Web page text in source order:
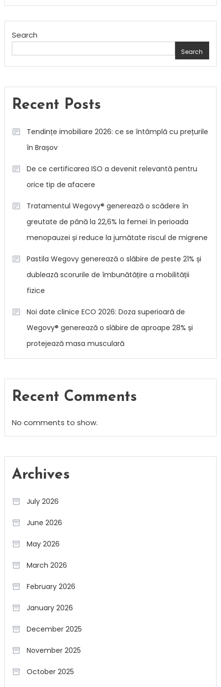
Search
Search
Recent Posts
Tendințe imobiliare 2026: ce se întâmplă cu prețurile
în Brașov
De ce certificarea ISO a devenit relevantă pentru
orice tip de afacere
Tratamentul Wegovy® generează o scădere în
greutate de până la 22,6% la femei în perioada
menopauzei și reduce la jumătate riscul de migrene
Pastila Wegovy generează o slăbire de peste 21% și
dublează scorurile de îmbunătățire a mobilității
fizice
Noi date clinice ECO 2026: Doza superioară de
Wegovy® generează o slăbire de aproape 28% și
protejează masa musculară
Recent Comments
No comments to show.
Archives
July 2026
June 2026
May 2026
March 2026
February 2026
January 2026
December 2025
November 2025
October 2025